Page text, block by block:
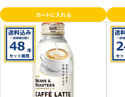
カートに入れる